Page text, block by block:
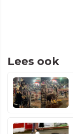
Lees ook